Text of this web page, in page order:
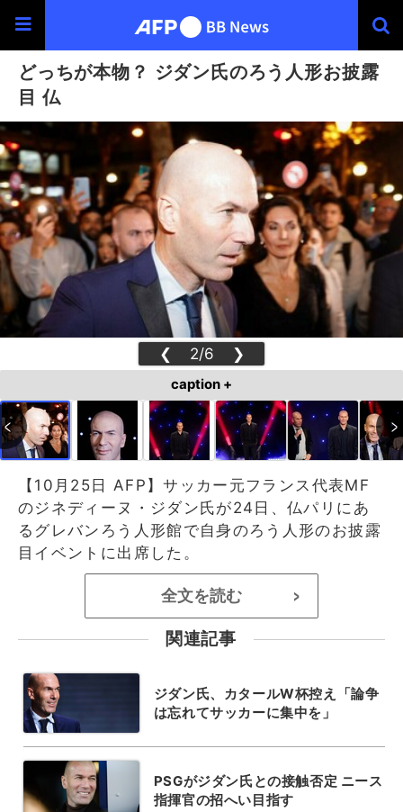
どっちが本物？ ジダン氏のろう人形お披露
目 仏
❮ 2/6 ❯
caption +
【10月25日 AFP】サッカー元フランス代表MF
のジネディーヌ・ジダン氏が24日、仏パリにあ
るグレバンろう人形館で自身のろう人形のお披露
目イベントに出席した。
全文を読む >
関連記事
ジダン氏、カタールW杯控え「論争
は忘れてサッカーに集中を」
PSGがジダン氏との接触否定 ニース
指揮官の招へい目指す